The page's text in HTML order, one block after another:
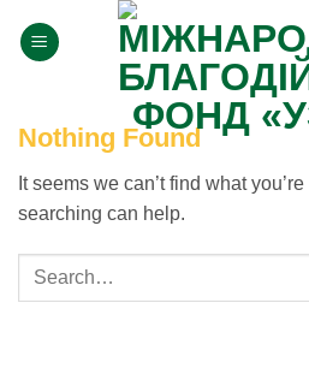
Nothing Found
It seems we can’t find what
searching can help.